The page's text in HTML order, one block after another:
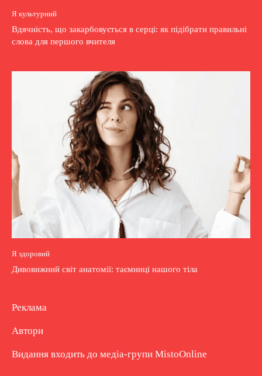
Я культурний
Вдячність, що закарбовується в серці: як підібрати правильні
слова для першого вчителя
Я здоровий
Дивовижний світ анатомії: таємниці нашого тіла
Реклама
Автори
Видання входить до медіа-групи MistoOnline